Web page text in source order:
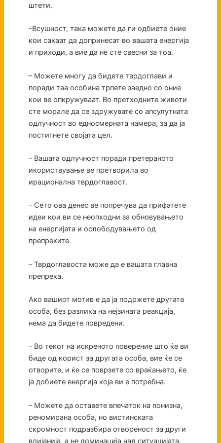
штети.
-Всушност, така можете да ги одбиете оние
кои сакаат да допринесат во вашата енергија
и приходи, а вие да не сте свесни за тоа.
– Можете многу да бидете тврдоглави и
поради таа особина трпете заедно со оние
кои ве опкружуваат. Во претходните животи
сте морале да се здружувате со апсулутната
одлучност во едносмерната намера, за да ја
постигнете својата цел.
– Вашата одлучност поради претераното
икориствување ве претворила во
ирационална тврдоглавост.
– Сето ова денес ве попречува да прифатете
идеи кои ви се неопходни за обновувањето
на енергијата и ослободувањето од
препреките.
– Тврдоглавоста може да е вашата главна
препрека.
Ако вашиот мотив е да ја подржете другата
особа, без разлика на нејзината реакција,
нема да бидете повредени.
– Во текот на искреното поверение што ќе ви
биде од корист за другата особа, вие ќе се
отворите, и ќе се поврзете со враќањето, ќе
ја добиете енергија која ви е потребна.
– Можете да оставете впечаток на понизна,
реномирана особа, но вистинската
скромност подразбира отвореност за други
влијанија, а не доминација над ситуацијата.